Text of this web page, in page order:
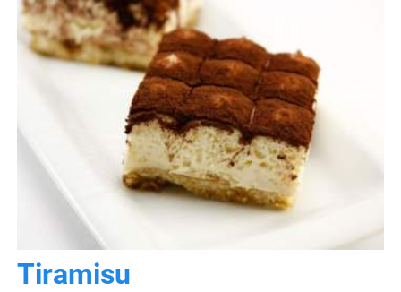
Tiramisu